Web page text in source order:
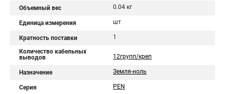
Объемный вес 0.04 кг
Единица измерения шт
Кратность поставки 1
Количество кабельных
выводов
12групп/креп
Назначение Земля-ноль
Серия PEN